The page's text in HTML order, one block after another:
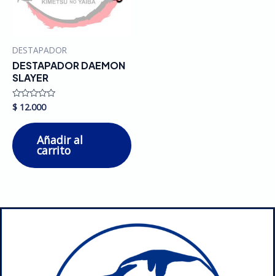
DESTAPADOR
DESTAPADOR DAEMON
SLAYER
Valorado
en
de
5
$ 12.000
Añadir al
carrito